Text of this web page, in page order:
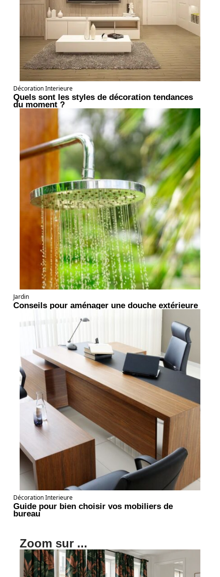
Décoration Interieure
Quels sont les styles de décoration tendances
du moment ?
Jardin
Conseils pour aménager une douche extérieure
Décoration Interieure
Guide pour bien choisir vos mobiliers de
bureau
Zoom sur ...